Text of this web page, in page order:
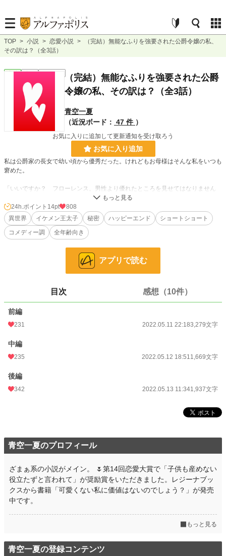
TOP > 小説 > 恋愛小説 >
（完結）無能なふりを強要された公爵令嬢の私、
その訳は？（全3話）
恋愛 完結 ｼｮｰﾄｼｮｰﾄ
（完結）無能なふりを強要された公爵
令嬢の私、その訳は？（全3話）
青空一夏
（近況ボード： 47 件 ）
お気に入りに追加して更新通知を受け取ろう
お気に入り追加
私は公爵家の長女で幼い頃から優秀だった。けれどもお母様はそんな私をいつも
窘めた。
「いいですか？ フローレンス。男性より優れたところを見せてはなりません
よ。女性は一歩、いいえ三歩後ろを下がって男性の背中を見て歩きなさい」
ですって！！
そんなのこれからの時代にはそぐわないと思う。だから、お母様のおっしゃるこ
とは貴族学園では無視していた。そうしたら家柄と才覚を見込まれて王太子妃に
これは、男勝りの公爵令嬢が、愚か者と有名な王太子と愛？を育む話です。（多
前編・中編・後編の3話。お話の長さは均一ではありません。異世界のお話で、
言葉遣いやところどころ現代的部分あり。コメディー調。
お気に入り
24h.ポイント
文字数
初回完結日時 2022.05.13 11:35
月間ポイント 968 pt (24,561 位)
年間ポイント 60,102 pt (9,099 位)
累計ポイント 400,243 pt (12,405 位)
24h.ポイント 14pt
808
異世界
イケメン王太子 秘密 ハッピーエンド
ショートショート
コメディー調
全年齢向き
アプリで読む
目次 感想（10件）
前編
231 2022.05.11 22:183,279文字
中編
235 2022.05.12 18:511,669文字
後編
342 2022.05.13 11:341,937文字
青空一夏のプロフィール
ざまぁ系の小説がメイン。 🌷第14回恋愛大賞で「子供も産めない
役立たずと言われて」が奨励賞をいただきました。レジーナブッ
クスから書籍「可愛くない私に価値はないのでしょう？」が発売
中です。
もっと見る
青空一夏の登録コンテンツ